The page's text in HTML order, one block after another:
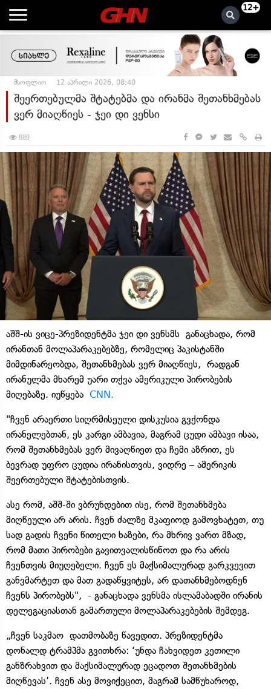
12+
მსოფლიო 12 აპრილი 2026, 08:40
შეერთებულმა შტატებმა და ირანმა შეთანხმებას
ვერ მიაღწიეს - ჯეი დი ვენსი
889
აშშ-ის ვიცე-პრეზიდენტმა ჯეი დი ვენსმს განაცხადა, რომ
ირანთან მოლაპარაკებებზე, რომელიც პაკისტანში
მიმდინარეობდა, შეთანხმებას ვერ მიაღწიეს, რადგან
ირანულმა მხარემ უარი თქვა ამერიკული პირობების
მიღებაზე. იუწყება CNN.
"ჩვენ არაერთი სიღრმისეული დისკუსია გვქონდა
ირანელებთან, ეს კარგი ამბავია, მაგრამ ცუდი ამბავი ისაა,
რომ შეთანხმებას ვერ მივაღწიეთ და ჩემი აზრით, ეს
ბევრად უფრო ცუდია ირანისთვის, ვიდრე – ამერიკის
შეერთებული შტატებისთვის.
ასე რომ, აშშ-ში ვბრუნდებით ისე, რომ შეთანხმება
მიღწეული არ არის. ჩვენ ძალზე მკაფიოდ გამოვხატეთ, თუ
სად გადის ჩვენი წითელი ხაზები, რა მხრივ ვართ მზად,
რომ მათი პირობები გავითვალისწინოთ და რა არის
ჩვენთვის მიუღებელი. ჩვენ ეს მაქსიმალურად გარკვევით
განვმარტეთ და მათ გადაწყვიტეს, არ დათანხმებოდნენ
ჩვენს პირობებს", - განაცხადა ვენსმა ისლამაბადში ირანის
დელეგაციასთან გამართული მოლაპარაკებების შემდეგ.
„ჩვენ საკმაო დათმობაზე წავედით. პრეზიდენტმა
დონალდ ტრამპმა გვითხრა: ‘უნდა ჩახვიდეთ კეთილი
განზრახვით და მაქსიმალურად ეცადოთ შეთანხმების
მიღწევას’. ჩვენ ასე მოვიქეცით, მაგრამ სამწუხაროდ,